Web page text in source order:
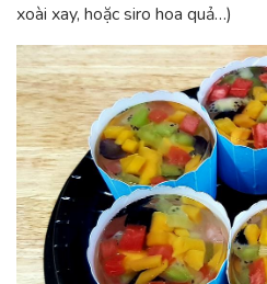
xoài xay, hoặc siro hoa quả…)